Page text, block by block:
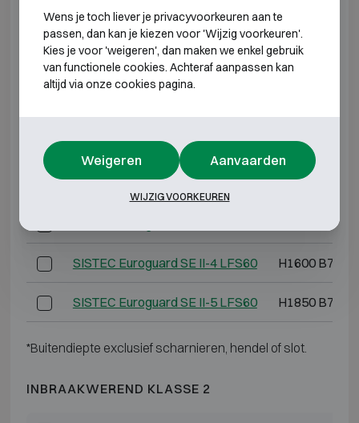
INBRAAKWEREND KLASSE 2 BRANDWEREND
60P
Model Buitenmaten
SISTEC Euroguard SE II-1 LFS60 H1050 B625
SISTEC Euroguard SE II-2 LFS60 H1200 B710
H1450 B710
SISTEC Euroguard SE II-4 LFS60 H1600 B710
SISTEC Euroguard SE II-5 LFS60 H1850 B795
*Buitendiepte exclusief scharnieren, hendel of slot.
INBRAAKWEREND KLASSE 2
Wens je toch liever je privacyvoorkeuren aan te
passen, dan kan je kiezen voor 'Wijzig voorkeuren'.
Kies je voor 'weigeren', dan maken we enkel gebruik
van functionele cookies. Achteraf aanpassen kan
altijd via onze cookies pagina.
Weigeren Aanvaarden
WIJZIG VOORKEUREN